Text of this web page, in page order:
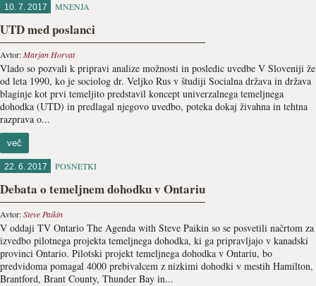
10. 7. 2017 MNENJA
UTD med poslanci
Avtor:Marjan Horvat
Vlado so pozvali k pripravi analize možnosti in posledic uvedbe V Sloveniji že
od leta 1990, ko je sociolog dr. Veljko Rus v študiji Socialna država in država
blaginje kot prvi temeljito predstavil koncept univerzalnega temeljnega
dohodka (UTD) in predlagal njegovo uvedbo, poteka dokaj živahna in tehtna
razprava o...
več
22. 6. 2017 POSNETKI
Debata o temeljnem dohodku v Ontariu
Avtor:Steve Paikin
V oddaji TV Ontario The Agenda with Steve Paikin so se posvetili načrtom za
izvedbo pilotnega projekta temeljnega dohodka, ki ga pripravljajo v kanadski
provinci Ontario. Pilotski projekt temeljnega dohodka v Ontariu, bo
predvidoma pomagal 4000 prebivalcem z nizkimi dohodki v mestih Hamilton,
Brantford, Brant County, Thunder Bay in...